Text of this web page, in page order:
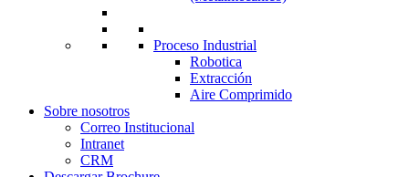
Proceso Industrial
Robotica
Extracción
Aire Comprimido
Sobre nosotros
Correo Institucional
Intranet
CRM